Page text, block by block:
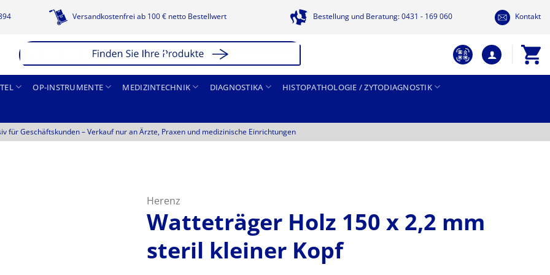
Versandkostenfrei ab 100 € netto Bestellwert Bestellung und Beratung: 0431 - 169 060 Kontakt
OP-INSTRUMENTE MEDIZINTECHNIK DIAGNOSTIKA HISTOPATHOLOGIE / ZYTODIAGNOSTIK
für Geschäftskunden –Verkauf nur an Ärzte, Praxen und medizinische Einrichtungen
Herenz
Watteträger Holz 150 x 2,2 mm
steril kleiner Kopf